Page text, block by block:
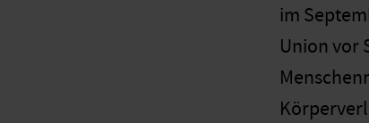
im
Union vor